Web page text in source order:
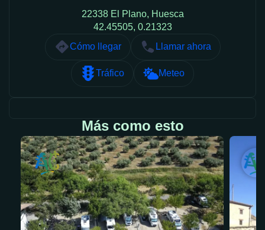
22338 El Plano, Huesca
42.45505, 0.21323
Cómo llegar
Llamar ahora
Tráfico Meteo
Más como esto